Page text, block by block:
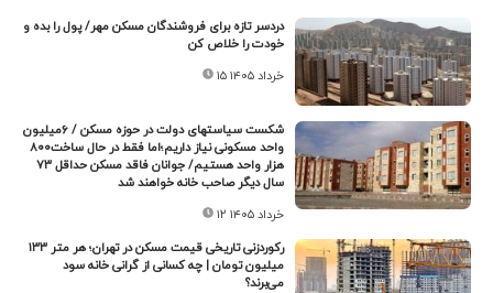
دردسر تازه برای فروشندگان مسکن مهر/ پول را بده و
خودت را خلاص کن
۱۵ خرداد ۱۴۰۵
شکست سیاستهای دولت در حوزه مسکن / ۶میلیون
واحد مسکونی نیاز داریم؛اما فقط در حال ساخت۸۰۰
هزار واحد هستیم/ جوانان فاقد مسکن حداقل ۷۳
سال دیگر صاحب خانه خواهند شد
۱۲ خرداد ۱۴۰۵
رکوردزنی تاریخی قیمت مسکن در تهران؛ هر متر ۱۳۳
میلیون تومان | چه کسانی از گرانی خانه سود
می‌برند؟